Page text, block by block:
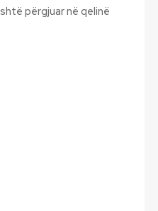
përgjuar në qelinë